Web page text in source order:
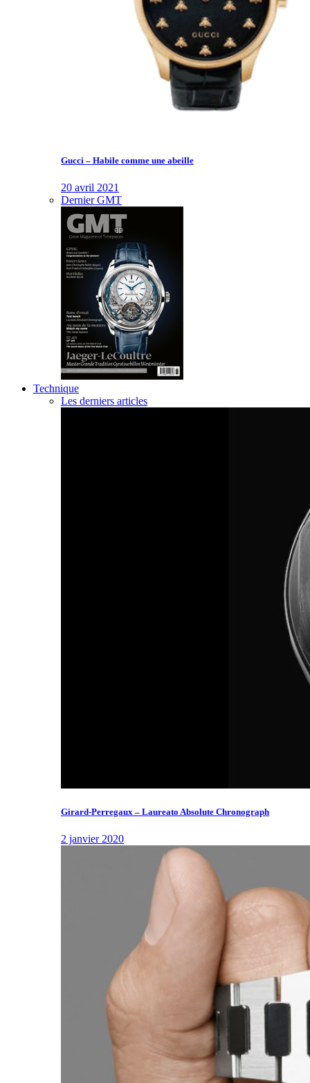
Gucci – Habile comme une abeille
20 avril 2021
Dernier GMT
Technique
Les derniers articles
Girard-Perregaux – Laureato Absolute Chronograph
2 janvier 2020